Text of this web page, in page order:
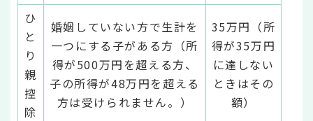
ひ
と
り
親
控
除
婚姻していない方で生計を
一つにする子がある方（所
得が500万円を超える方、
子の所得が48万円を超える
方は受けられません。）
35万円（所
得が35万円
に達しない
ときはその
額）